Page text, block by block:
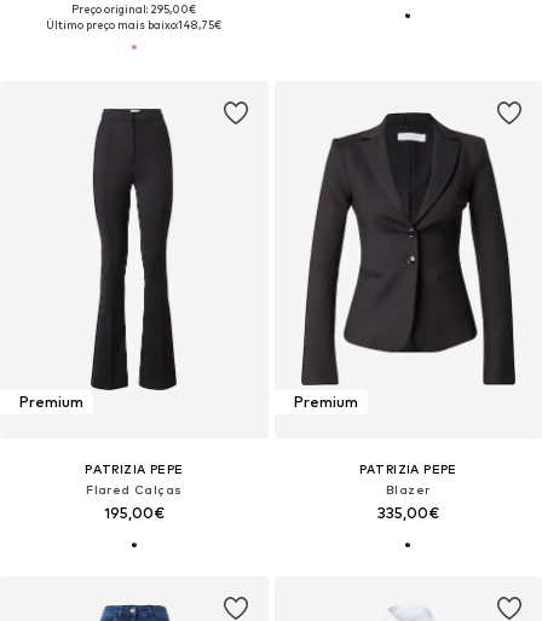
Preço original: 295,00€
Último preço mais baixo:148,75€
Premium
PATRIZIA PEPE
Flared Calças
195,00€
Premium
PATRIZIA PEPE
Blazer
335,00€